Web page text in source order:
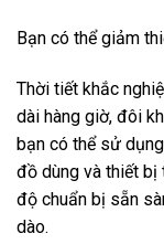
Bạn có thể giảm
Thời tiết khắc
dài hàng giờ, đôi
bạn có thể sử
đồ dùng và thiết bị
độ chuẩn bị sẵn
dào.